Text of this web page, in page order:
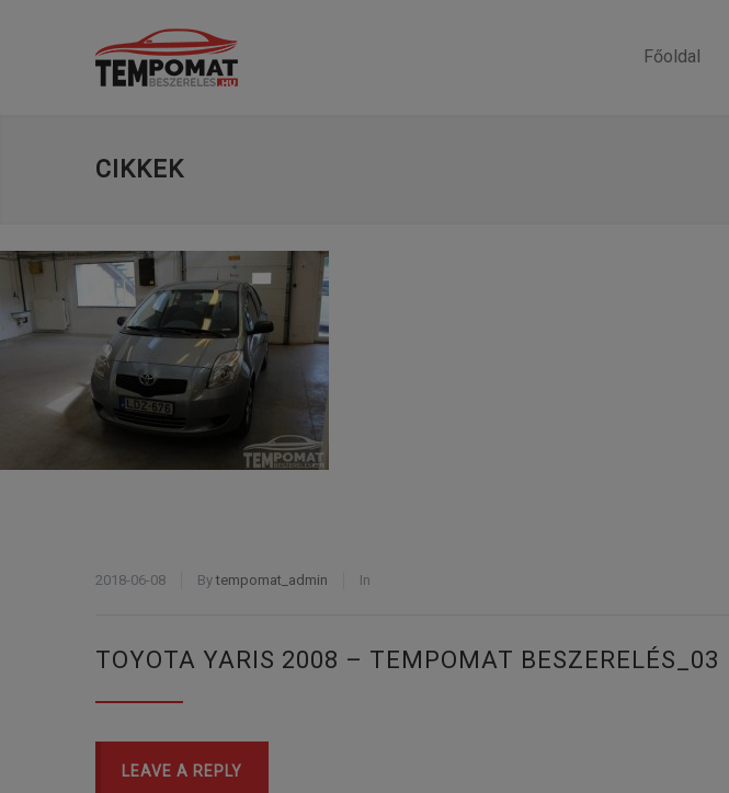
Főoldal
CIKKEK
2018-06-08 Bytempomat_admin In
TOYOTA YARIS 2008 – TEMPOMAT BESZERELÉS_03
LEAVE A REPLY